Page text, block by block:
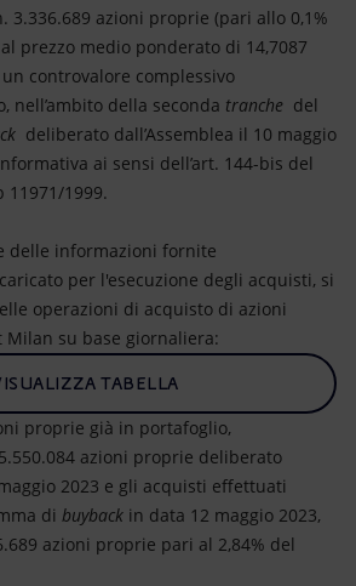
3.336.689 azioni proprie (pari allo 0,1%
prezzo medio ponderato di 14,7087
controvalore complessivo
nell’ambito della seconda tranche del
deliberato dall’Assemblea il 10 maggio
ai sensi dell’art. 144-bis del
11971/1999.
delle informazioni fornite
per l'esecuzione degli acquisti, si
operazioni di acquisto di azioni
Milan su base giornaliera:
TABELLA
proprie già in portafoglio,
azioni proprie deliberato
2023 e gli acquisti effettuati
di buyback in data 12 maggio 2023,
azioni proprie pari al 2,84% del